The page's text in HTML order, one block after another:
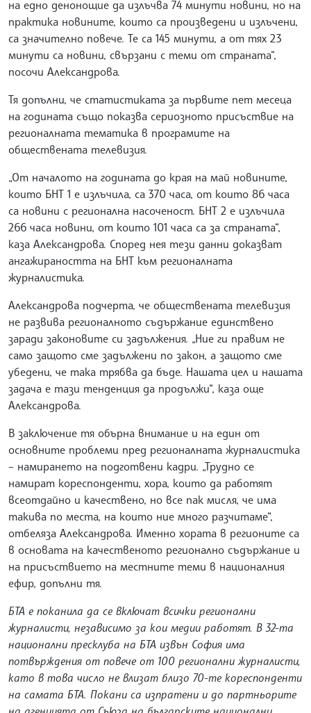
на едно денонощие да излъчва 74 минути новини, но на
практика новините, които са произведени и излъчени,
са значително повече. Те са 145 минути, а от тях 23
минути са новини, свързани с теми от страната“,
посочи Александрова.
Тя допълни, че статистиката за първите пет месеца
на годината също показва сериозното присъствие на
регионалната тематика в програмите на
обществената телевизия.
„От началото на годината до края на май новините,
които БНТ 1 е излъчила, са 370 часа, от които 86 часа
са новини с регионална насоченост. БНТ 2 е излъчила
266 часа новини, от които 101 часа са за страната“,
каза Александрова. Според нея тези данни доказват
ангажираността на БНТ към регионалната
журналистика.
Александрова подчерта, че обществената телевизия
не развива регионалното съдържание единствено
заради законовите си задължения. „Ние ги правим не
само защото сме задължени по закон, а защото сме
убедени, че така трябва да бъде. Нашата цел и нашата
задача е тази тенденция да продължи“, каза още
Александрова.
В заключение тя обърна внимание и на един от
основните проблеми пред регионалната журналистика
– намирането на подготвени кадри. „Трудно се
намират кореспонденти, хора, които да работят
всеотдайно и качествено, но все пак мисля, че има
такива по места, на които ние много разчитаме“,
отбеляза Александрова. Именно хората в регионите са
в основата на качественото регионално съдържание и
на присъствието на местните теми в националния
ефир, допълни тя.
БТА е поканила да се включат всички регионални
журналисти, независимо за кои медии работят. В 32-та
национални пресклуба на БТА извън София има
потвърждения от повече от 100 регионални журналисти,
като в това число не влизат близо 70-те кореспонденти
на самата БТА. Покани са изпратени и до партньорите